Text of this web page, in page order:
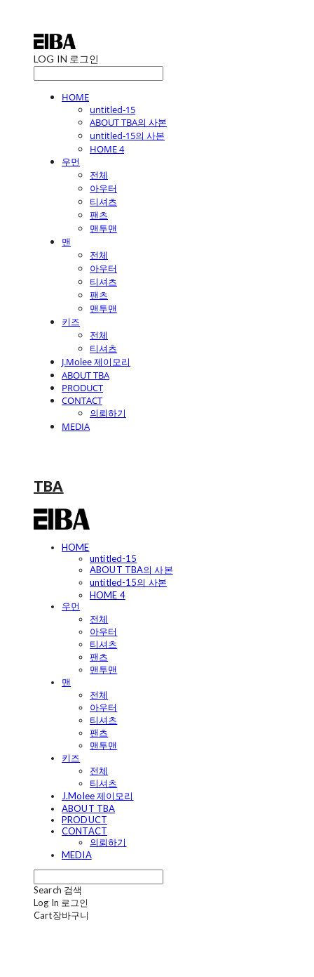
LOG IN 로그인
HOME
untitled-15
ABOUT TBA의 사본
untitled-15의 사본
HOME 4
우먼
전체
아우터
티셔츠
팬츠
맨투맨
맨
전체
아우터
티셔츠
팬츠
맨투맨
키즈
전체
티셔츠
J.Molee 제이모리
ABOUT TBA
PRODUCT
CONTACT
의뢰하기
MEDIA
TBA
HOME
untitled-15
ABOUT TBA의 사본
untitled-15의 사본
HOME 4
우먼
전체
아우터
티셔츠
팬츠
맨투맨
맨
전체
아우터
티셔츠
팬츠
맨투맨
키즈
전체
티셔츠
J.Molee 제이모리
ABOUT TBA
PRODUCT
CONTACT
의뢰하기
MEDIA
Search 검색
Log In 로그인
Cart장바구니